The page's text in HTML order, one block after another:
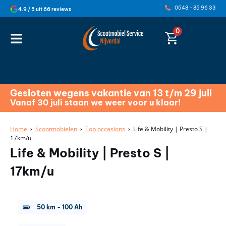
4.9 / 5 uit 66 reviews 0548 - 85 96 33
0
Gesloten wegens vakantie van 13 t/m 29 juli
Vanaf 30 juli staan we weer voor u klaar!
Home › Scootmobielen › Top occasions › Life & Mobility | Presto S |
17km/u
Life & Mobility | Presto S |
17km/u
50 km - 100 Ah